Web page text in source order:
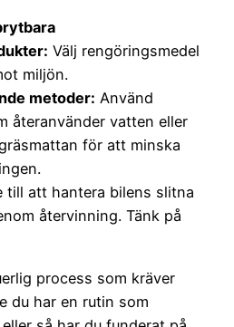
Välj rengöringsmedel
miljön.
metoder: Använd
återanvänder vatten eller
för att minska
till att hantera bilens slitna
återvinning. Tänk på
process som kräver
du har en rutin som